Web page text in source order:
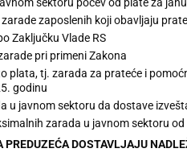
zaposlenih koji obavljaju
Zaključku Vlade RS
pri primeni Zakona
plata, tj. zarada za prateće i
godinu
u javnom sektoru da dostave
zarada u javnom sektoru
PREDUZEĆA DOSTAVLJAJU